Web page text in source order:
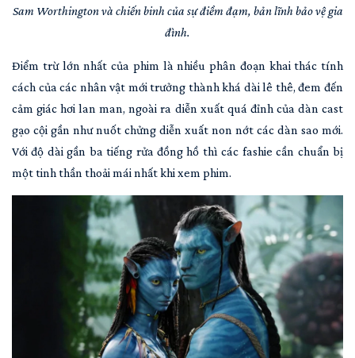
Sam Worthington và chiến binh của sự điềm đạm, bản lĩnh bảo vệ gia
đình.
Điểm trừ lớn nhất của phim là nhiều phân đoạn khai thác tính
cách của các nhân vật mới trưởng thành khá dài lê thê, đem đến
cảm giác hơi lan man, ngoài ra diễn xuất quá đỉnh của dàn cast
gạo cội gần như nuốt chửng diễn xuất non nớt các dàn sao mới.
Với độ dài gần ba tiếng rửa đồng hồ thì các fashie cần chuẩn bị
một tinh thần thoải mái nhất khi xem phim.